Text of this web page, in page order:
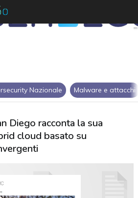
Nazionale Malware e attacchi
Diego racconta la sua
cloud basato su